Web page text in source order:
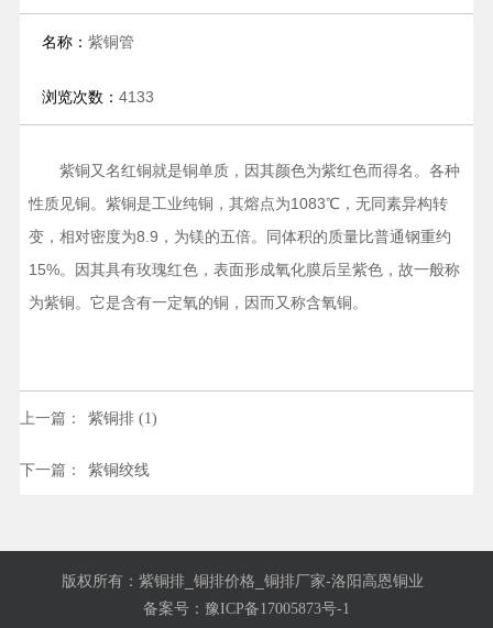
名称： 紫铜管
浏览次数： 4133
紫铜又名红铜就是铜单质，因其颜色为紫红色而得名。各种
性质见铜。紫铜是工业纯铜，其熔点为1083℃，无同素异构转
变，相对密度为8.9，为镁的五倍。同体积的质量比普通钢重约
15%。因其具有玫瑰红色，表面形成氧化膜后呈紫色，故一般称
为紫铜。它是含有一定氧的铜，因而又称含氧铜。
上一篇： 紫铜排 (1)
下一篇： 紫铜绞线
版权所有：紫铜排_铜排价格_铜排厂家-洛阳高恩铜业
备案号： 豫ICP备17005873号-1